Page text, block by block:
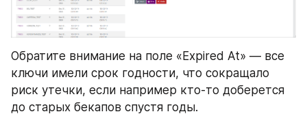
Обратите внимание на поле «Expired At» — все
ключи имели срок годности, что сокращало
риск утечки, если например кто-то доберется
до старых бекапов спустя годы.